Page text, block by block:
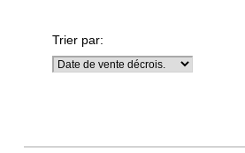
Trier par: